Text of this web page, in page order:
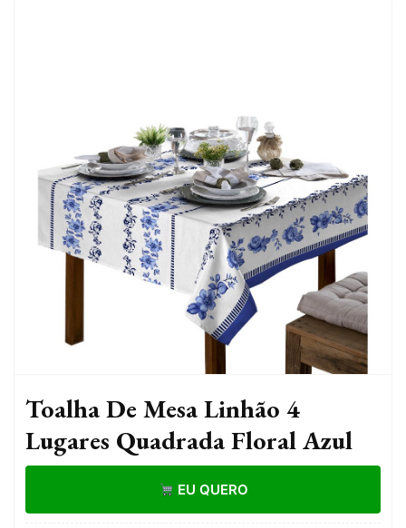
Toalha De Mesa Linhão 4
Lugares Quadrada Floral Azul
EU QUERO